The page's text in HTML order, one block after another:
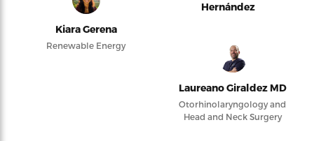
Kiara Gerena
Renewable Energy
Hernández
Laureano Giraldez MD
Otorhinolaryngology and
Head and Neck Surgery